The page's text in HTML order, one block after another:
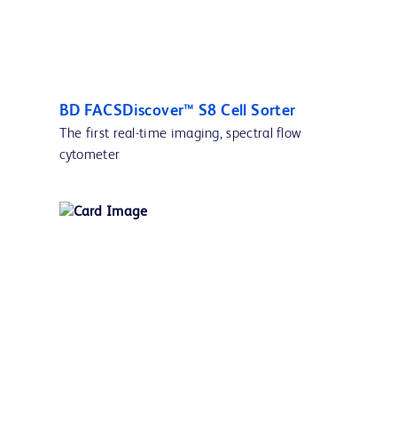
BD FACSDiscover™ S8 Cell Sorter
The first real-time imaging, spectral flow
cytometer